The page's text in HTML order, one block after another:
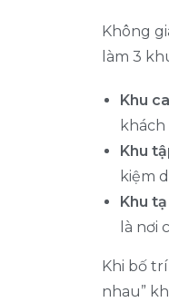
Không
làm 3
Khu
Khu
kiệm
Khu
là nơi
Khi bố
nhau”